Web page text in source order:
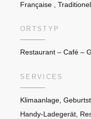
Française ,
ORTSTYP
Restaurant – Café –
SERVICES
Klimaanlage,
Handy-Ladegerät,